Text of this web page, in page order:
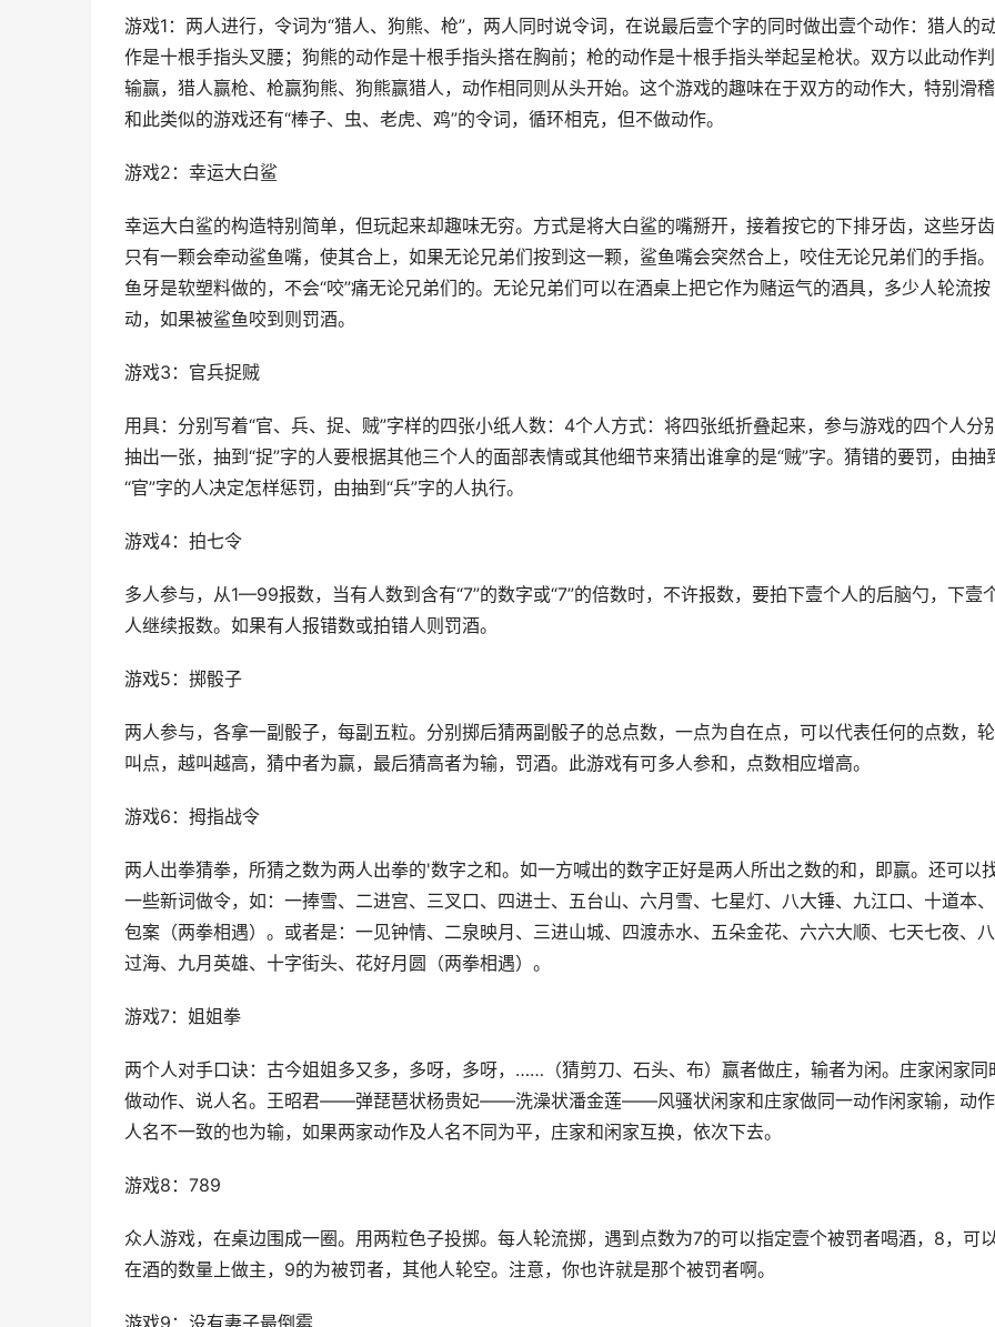
游戏1：两人进行，令词为“猎人、狗熊、枪”，两人同时说令词，在说最后壹个字的同时做出壹个动作：猎人的
作是十根手指头叉腰；狗熊的动作是十根手指头搭在胸前；枪的动作是十根手指头举起呈枪状。双方以此动作
输赢，猎人赢枪、枪赢狗熊、狗熊赢猎人，动作相同则从头开始。这个游戏的趣味在于双方的动作大，特别滑
和此类似的游戏还有“棒子、虫、老虎、鸡”的令词，循环相克，但不做动作。
游戏2：幸运大白鲨
幸运大白鲨的构造特别简单，但玩起来却趣味无穷。方式是将大白鲨的嘴掰开，接着按它的下排牙齿，这些牙
只有一颗会牵动鲨鱼嘴，使其合上，如果无论兄弟们按到这一颗，鲨鱼嘴会突然合上，咬住无论兄弟们的手指
鱼牙是软塑料做的，不会“咬”痛无论兄弟们的。无论兄弟们可以在酒桌上把它作为赌运气的酒具，多少人轮流按
动，如果被鲨鱼咬到则罚酒。
游戏3：官兵捉贼
用具：分别写着“官、兵、捉、贼”字样的四张小纸人数：4个人方式：将四张纸折叠起来，参与游戏的四个人分
抽出一张，抽到“捉”字的人要根据其他三个人的面部表情或其他细节来猜出谁拿的是“贼”字。猜错的要罚，由抽
“官”字的人决定怎样惩罚，由抽到“兵”字的人执行。
游戏4：拍七令
多人参与，从1—99报数，当有人数到含有“7”的数字或“7”的倍数时，不许报数，要拍下壹个人的后脑勺，下壹
人继续报数。如果有人报错数或拍错人则罚酒。
游戏5：掷骰子
两人参与，各拿一副骰子，每副五粒。分别掷后猜两副骰子的总点数，一点为自在点，可以代表任何的点数，
叫点，越叫越高，猜中者为赢，最后猜高者为输，罚酒。此游戏有可多人参和，点数相应增高。
游戏6：拇指战令
两人出拳猜拳，所猜之数为两人出拳的'数字之和。如一方喊出的数字正好是两人所出之数的和，即赢。还可以
一些新词做令，如：一捧雪、二进宫、三叉口、四进士、五台山、六月雪、七星灯、八大锤、九江口、十道本
包案（两拳相遇）。或者是：一见钟情、二泉映月、三进山城、四渡赤水、五朵金花、六六大顺、七天七夜、
过海、九月英雄、十字街头、花好月圆（两拳相遇）。
游戏7：姐姐拳
两个人对手口诀：古今姐姐多又多，多呀，多呀，……（猜剪刀、石头、布）赢者做庄，输者为闲。庄家闲家同
做动作、说人名。王昭君——弹琵琶状杨贵妃——洗澡状潘金莲——风骚状闲家和庄家做同一动作闲家输，动
人名不一致的也为输，如果两家动作及人名不同为平，庄家和闲家互换，依次下去。
游戏8：789
众人游戏，在桌边围成一圈。用两粒色子投掷。每人轮流掷，遇到点数为7的可以指定壹个被罚者喝酒，8，可
在酒的数量上做主，9的为被罚者，其他人轮空。注意，你也许就是那个被罚者啊。